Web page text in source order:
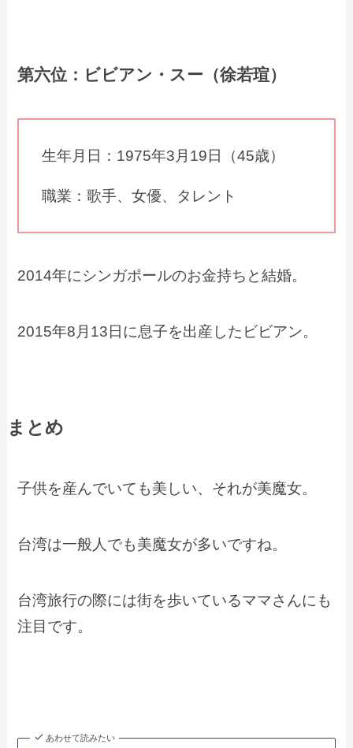
第六位：ビビアン・スー（徐若瑄）
生年月日：1975年3月19日（45歳）
職業：歌手、女優、タレント
2014年にシンガポールのお金持ちと結婚。
2015年8月13日に息子を出産したビビアン。
まとめ
子供を産んでいても美しい、それが美魔女。
台湾は一般人でも美魔女が多いですね。
台湾旅行の際には街を歩いているママさんにも
注目です。
あわせて読みたい